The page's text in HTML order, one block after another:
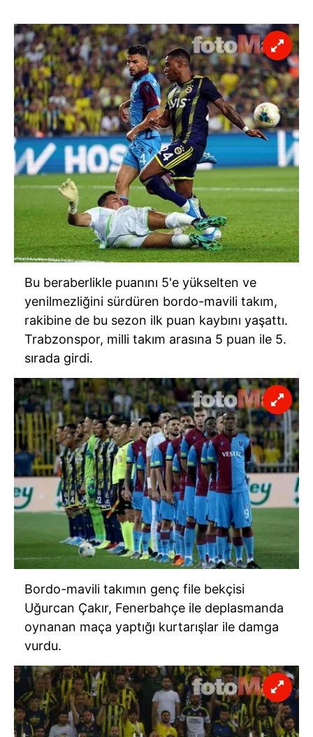
Bu beraberlikle puanını 5'e yükselten ve
yenilmezliğini sürdüren bordo-mavili takım,
rakibine de bu sezon ilk puan kaybını yaşattı.
Trabzonspor, milli takım arasına 5 puan ile 5.
sırada girdi.
Bordo-mavili takımın genç file bekçisi
Uğurcan Çakır, Fenerbahçe ile deplasmanda
oynanan maça yaptığı kurtarışlar ile damga
vurdu.